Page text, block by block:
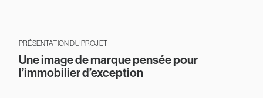
PRÉSENTATION DU PROJET
Une image de marque pensée pour
l’immobilier d’exception